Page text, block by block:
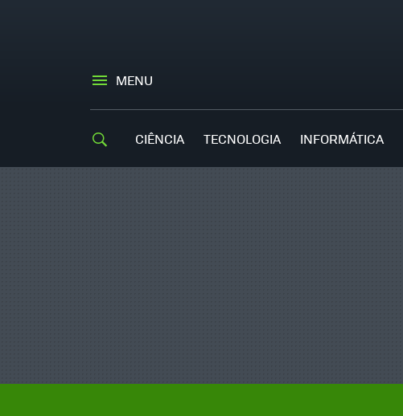
MENU
CIÊNCIA TECNOLOGIA INFORMÁTICA